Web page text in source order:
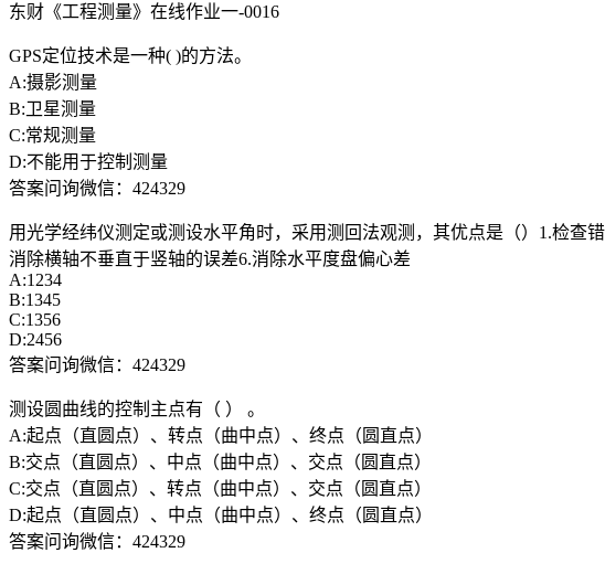
东财《工程测量》在线作业一-0016
GPS定位技术是一种( )的方法。
A:摄影测量
B:卫星测量
C:常规测量
D:不能用于控制测量
答案问询微信：424329
用光学经纬仪测定或测设水平角时，采用测回法观测，其优点是（）1.检查
消除横轴不垂直于竖轴的误差6.消除水平度盘偏心差
A:1234
B:1345
C:1356
D:2456
答案问询微信：424329
测设圆曲线的控制主点有（ ） 。
A:起点（直圆点）、转点（曲中点）、终点（圆直点）
B:交点（直圆点）、中点（曲中点）、交点（圆直点）
C:交点（直圆点）、转点（曲中点）、交点（圆直点）
D:起点（直圆点）、中点（曲中点）、终点（圆直点）
答案问询微信：424329